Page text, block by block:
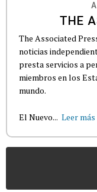
THE
The Associated
noticias
presta servicios a
miembros en los
mundo.
El Nuevo... Leer más